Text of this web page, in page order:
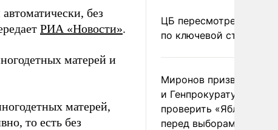
без
РИА «Новости».
матерей и
матерей,
то есть без
ЦБ пересмотрел
по ключевой ставке
Миронов призвал
и Генпрокуратуру
проверить «Яблоко»
перед выборами